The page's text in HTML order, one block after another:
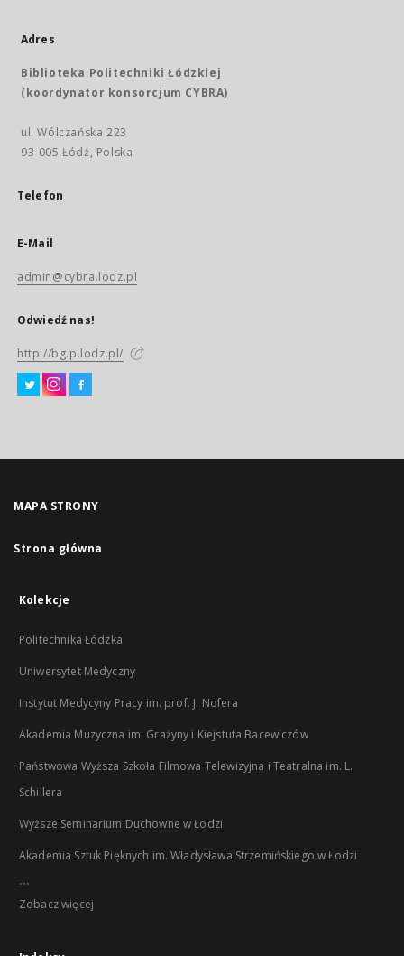
Adres
Biblioteka Politechniki Łódzkiej
(koordynator konsorcjum CYBRA)
ul. Wólczańska 223
93-005 Łódź, Polska
Telefon
E-Mail
admin@cybra.lodz.pl
Odwiedź nas!
http://bg.p.lodz.pl/
MAPA STRONY
Strona główna
Kolekcje
Politechnika Łódzka
Uniwersytet Medyczny
Instytut Medycyny Pracy im. prof. J. Nofera
Akademia Muzyczna im. Grażyny i Kiejstuta Bacewiczów
Państwowa Wyższa Szkoła Filmowa Telewizyjna i Teatralna im. L.
Schillera
Wyższe Seminarium Duchowne w Łodzi
Akademia Sztuk Pięknych im. Władysława Strzemińskiego w Łodzi
...
Zobacz więcej